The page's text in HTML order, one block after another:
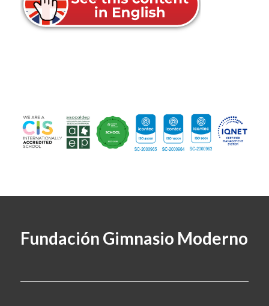
Fundación Gimnasio Moderno